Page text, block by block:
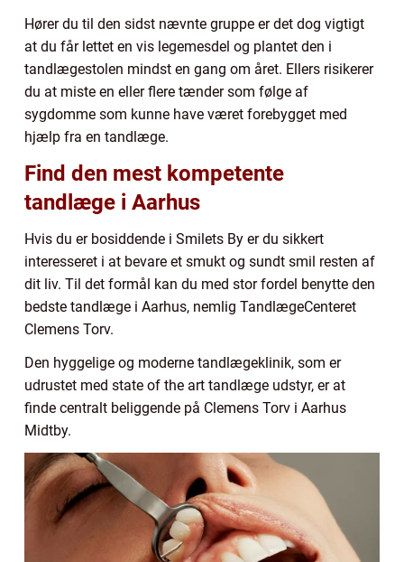
Hører du til den sidst nævnte gruppe er det dog vigtigt
at du får lettet en vis legemesdel og plantet den i
tandlægestolen mindst en gang om året. Ellers risikerer
du at miste en eller flere tænder som følge af
sygdomme som kunne have været forebygget med
hjælp fra en tandlæge.
Find den mest kompetente
tandlæge i Aarhus
Hvis du er bosiddende i Smilets By er du sikkert
interesseret i at bevare et smukt og sundt smil resten af
dit liv. Til det formål kan du med stor fordel benytte den
bedste tandlæge i Aarhus, nemlig TandlægeCenteret
Clemens Torv.
Den hyggelige og moderne tandlægeklinik, som er
udrustet med state of the art tandlæge udstyr, er at
finde centralt beliggende på Clemens Torv i Aarhus
Midtby.